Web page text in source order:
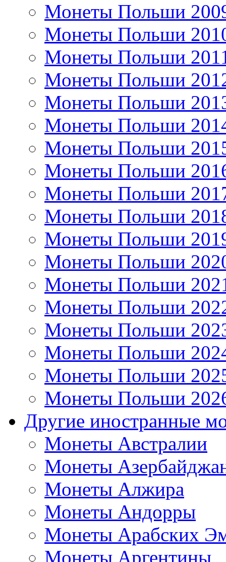
Монеты Польши
Монеты Польши
Монеты Польши
Монеты Польши
Монеты Польши
Монеты Польши
Монеты Польши
Монеты Польши
Монеты Польши
Монеты Польши
Монеты Польши
Монеты Польши
Монеты Польши
Монеты Польши
Монеты Польши
Монеты Польши
Монеты Польши
Монеты Польши
Другие иностранные
Монеты Австралии
Монеты
Монеты Алжира
Монеты Андорры
Монеты Арабских
Монеты Аргентины